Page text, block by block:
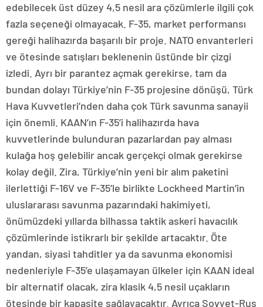
edebilecek üst düzey 4,5 nesil ara çözümlerle ilgili çok
fazla seçeneği olmayacak. F-35, market performansı
gereği halihazırda başarılı bir proje. NATO envanterleri
ve ötesinde satışları beklenenin üstünde bir çizgi
izledi. Ayrı bir parantez açmak gerekirse, tam da
bundan dolayı Türkiye’nin F-35 projesine dönüşü, Türk
Hava Kuvvetleri’nden daha çok Türk savunma sanayii
için önemli. KAAN’ın F-35’i halihazırda hava
kuvvetlerinde bulunduran pazarlardan pay alması
kulağa hoş gelebilir ancak gerçekçi olmak gerekirse
kolay değil. Zira, Türkiye’nin yeni bir alım paketini
ilerlettiği F-16V ve F-35’le birlikte Lockheed Martin’in
uluslararası savunma pazarındaki hakimiyeti,
önümüzdeki yıllarda bilhassa taktik askeri havacılık
çözümlerinde istikrarlı bir şekilde artacaktır. Öte
yandan, siyasi tahditler ya da savunma ekonomisi
nedenleriyle F-35’e ulaşamayan ülkeler için KAAN ideal
bir alternatif olacak, zira klasik 4,5 nesil uçakların
ötesinde bir kapasite sağlayacaktır. Ayrıca Sovyet-Rus